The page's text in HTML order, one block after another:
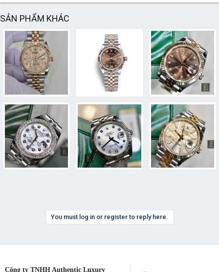
SẢN PHẨM KHÁC
You must log in or register to reply here.
Công ty TNHH Authentic Luxury